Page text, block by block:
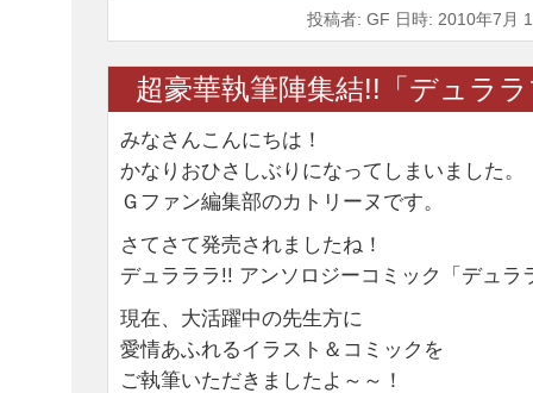
投稿者: GF 日時: 2010年7月
超豪華執筆陣集結!!「デュラ
みなさんこんにちは！
かなりおひさしぶりになってしまいました。
Ｇファン編集部のカトリーヌです。
さてさて発売されましたね！
デュラララ!! アンソロジーコミック「デュラ
現在、大活躍中の先生方に
愛情あふれるイラスト＆コミックを
ご執筆いただきましたよ～～！